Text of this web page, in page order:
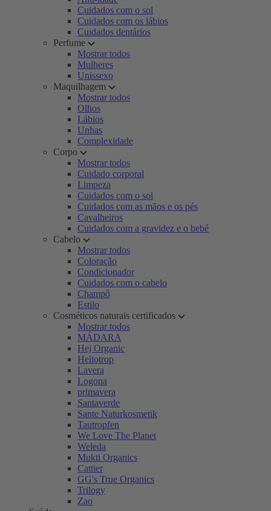
Cuidados com o sol
Cuidados com os lábios
Cuidados dentários
Perfume
Mostrar todos
Mulheres
Unissexo
Maquilhagem
Mostrar todos
Olhos
Lábios
Unhas
Complexidade
Corpo
Mostrar todos
Cuidado corporal
Limpeza
Cuidados com o sol
Cuidados com as mãos e os pés
Cavalheiros
Cuidados com a gravidez e o bebé
Cabelo
Mostrar todos
Coloração
Condicionador
Cuidados com o cabelo
Champô
Estilo
Cosméticos naturais certificados
Mostrar todos
MÁDARA
Hej Organic
Heliotrop
Lavera
Logona
primavera
Santaverde
Sante Naturkosmetik
Tautropfen
We Love The Planet
Weleda
Mukti Organics
Cattier
GG's True Organics
Trilogy
Zao